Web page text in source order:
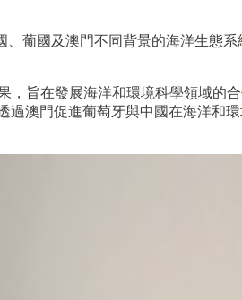
葡國及澳門不同背景的海洋生態系
，旨在發展海洋和環境科學領域的
過澳門促進葡萄牙與中國在海洋和